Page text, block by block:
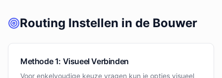
Routing Instellen in de Bouwer
Methode 1: Visueel Verbinden
Voor enkelvoudige keuze vragen kun je opties visueel